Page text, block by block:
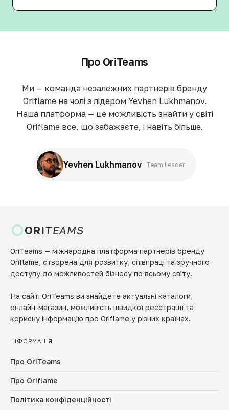
Про OriTeams
Ми — команда незалежних партнерів бренду
Oriflame на чолі з лідером Yevhen Lukhmanov.
Наша платформа — це можливість знайти у світі
Oriflame все, що забажаєте, і навіть більше.
Yevhen Lukhmanov Team Leader
ORITEAMS
OriTeams — міжнародна платформа партнерів бренду
Oriflame, створена для розвитку, співпраці та зручного
доступу до можливостей бізнесу по всьому світу.
На сайті OriTeams ви знайдете актуальні каталоги,
онлайн-магазин, можливість швидкої реєстрації та
корисну інформацію про Oriflame у різних країнах.
ІНФОРМАЦІЯ
Про OriTeams
Про Oriflame
Політика конфіденційності